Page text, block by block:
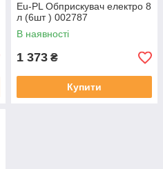
Eu-PL Обприскувач електро 8
л (6шт ) 002787
В наявності
1 373 ₴
Купити